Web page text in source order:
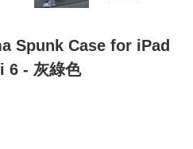
Spunk Case for iPad
6 - 灰綠色